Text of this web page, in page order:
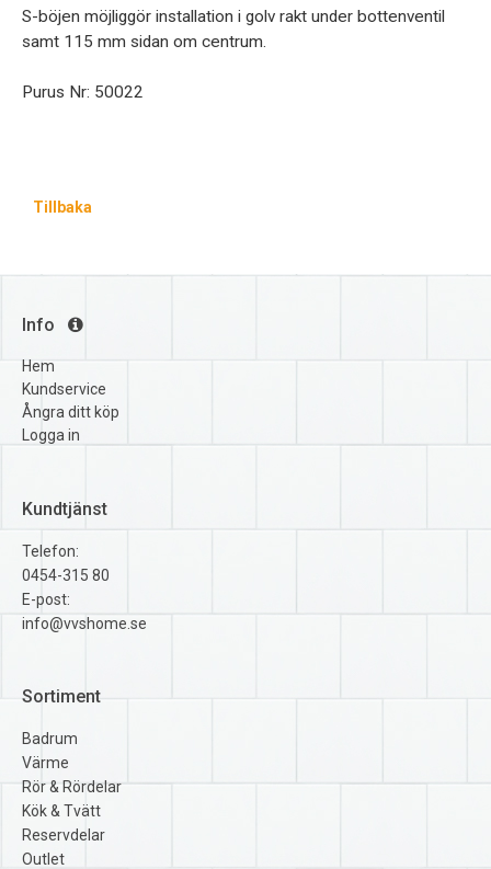
S-böjen möjliggör installation i golv rakt under bottenventil
samt 115 mm sidan om centrum.
Purus Nr: 50022
Tillbaka
Info
Hem
Kundservice
Ångra ditt köp
Logga in
Kundtjänst
Telefon:
0454-315 80
E-post:
info@vvshome.se
Sortiment
Badrum
Värme
Rör & Rördelar
Kök & Tvätt
Reservdelar
Outlet